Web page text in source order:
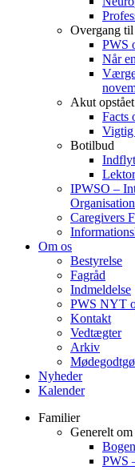
Overgang
PWS
Når
Akut
Facts
Vigtig
Botilbud
IPWSO –
Organisation
Caregivers
Om os
Bestyrelse
Fagråd
Indmeldelse
PWS NYT
Kontakt
Vedtægter
Arkiv
Nyheder
Kalender
Familier
Generelt
PWS